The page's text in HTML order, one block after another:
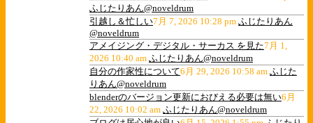
ふじたりあん@noveldrum
引越し＆忙しい7月 7, 2026 10:28 pm ふじたりあん
@noveldrum
アメイジング・デジタル・サーカス を見た7月 1,
2026 10:40 am ふじたりあん@noveldrum
自分の作家性について6月 29, 2026 10:58 am ふじた
りあん@noveldrum
blenderのバージョン更新におびえる必要は無い6月
22, 2026 10:02 am ふじたりあん@noveldrum